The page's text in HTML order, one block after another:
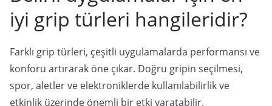
iyi grip türleri hangileridir?
Farklı grip türleri, çeşitli uygulamalarda performansı ve
konforu artırarak öne çıkar. Doğru gripin seçilmesi,
spor, aletler ve elektroniklerde kullanılabilirlik ve
etkinlik üzerinde önemli bir etki yaratabilir.